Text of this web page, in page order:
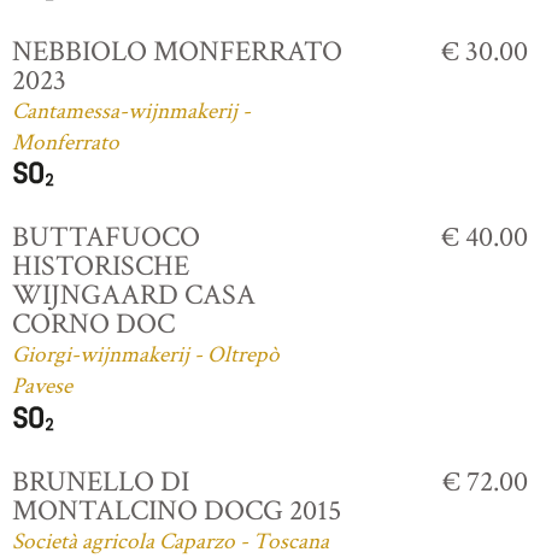
NEBBIOLO MONFERRATO
2023
Cantamessa-wijnmakerij -
Monferrato
€ 30.00
BUTTAFUOCO
HISTORISCHE
WIJNGAARD CASA
CORNO DOC
Giorgi-wijnmakerij - Oltrepò
Pavese
€ 40.00
BRUNELLO DI
MONTALCINO DOCG 2015
Società agricola Caparzo - Toscana
€ 72.00